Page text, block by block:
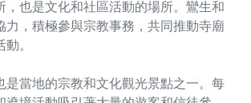
，也是文化和社區活動的場所。鸞生和
力，積極參與宗教事務，共同推動寺廟
。
是當地的宗教和文化觀光景點之一。每